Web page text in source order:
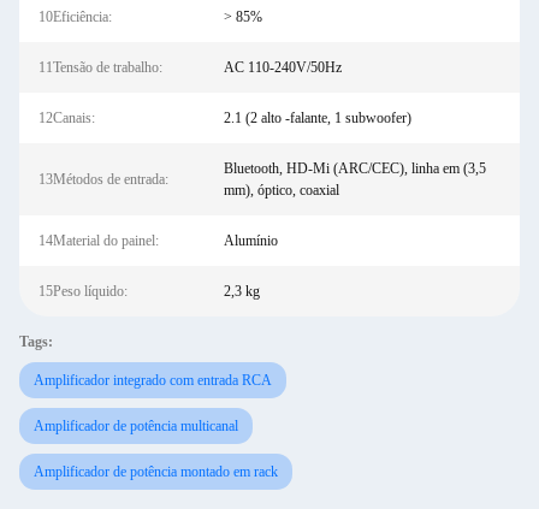
10Eficiência: > 85%
11Tensão de trabalho: AC 110-240V/50Hz
12Canais: 2.1 (2 alto -falante, 1 subwoofer)
13Métodos de entrada:
Bluetooth, HD-Mi (ARC/CEC), linha em (3,5
mm), óptico, coaxial
14Material do painel: Alumínio
15Peso líquido: 2,3 kg
Tags:
Amplificador integrado com entrada RCA
Amplificador de potência multicanal
Amplificador de potência montado em rack